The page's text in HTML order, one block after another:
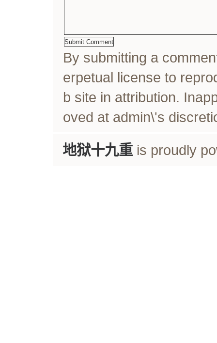
By submitting a
erpetual license to
b site in attribution.
oved at admin\'s
地狱十九重is proudly